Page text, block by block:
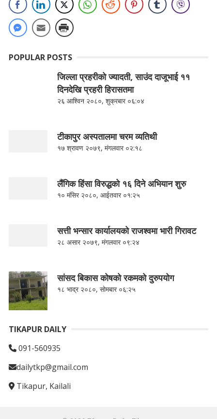
POPULAR POSTS
जिल्ला प्रहरीको ज्यादती, साउंद दाजूभाई ११
दिनदेखि प्रहरी हिरासतमा
२६ आश्विन २०८०, शुक्रबार ०६:०४
टीकापुर अस्पतालमा चरम व्यतिथी
१७ श्रावण २०७९, मंगलवार ०२:१८
लैंगिक हिंसा विरुद्धको १६ दिने अभियान शुरु
१० मंसिर २०८०, आईतवार ०१:२५
सत्ती भन्सार कार्यालयको राजश्वमा भारी गिरावट
२८ असार २०७९, मंगलवार ०९:२४
सांसद बिकास कोषको रकमको दुरुपयोग
१८ भाद्र २०८०, सोमबार ०६:२५
TIKAPUR DAILY
091-560935
dailytkp@gmail.com
Tikapur, Kailali